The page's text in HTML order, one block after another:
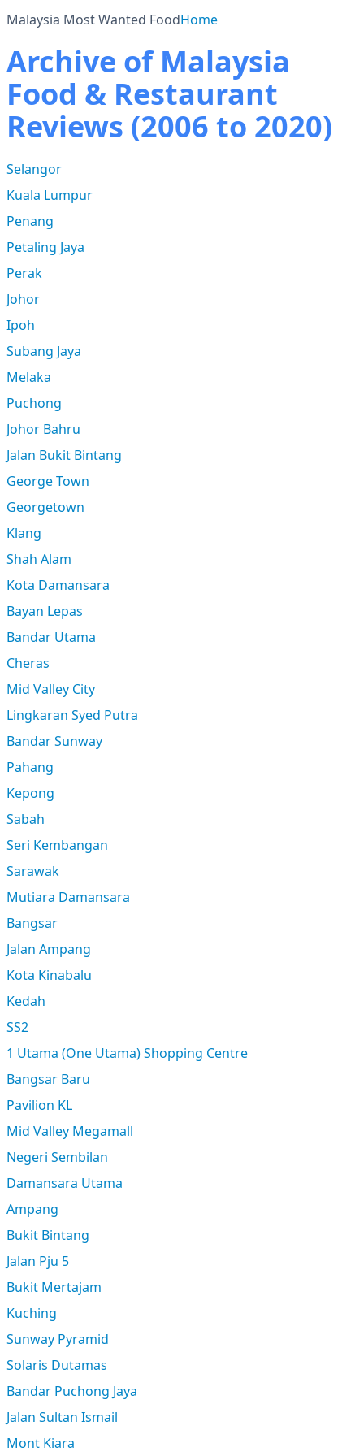
Malaysia Most Wanted FoodHome
Archive of Malaysia
Food & Restaurant
Reviews (2006 to 2020)
Selangor
Kuala Lumpur
Penang
Petaling Jaya
Perak
Johor
Ipoh
Subang Jaya
Melaka
Puchong
Johor Bahru
Jalan Bukit Bintang
George Town
Georgetown
Klang
Shah Alam
Kota Damansara
Bayan Lepas
Bandar Utama
Cheras
Mid Valley City
Lingkaran Syed Putra
Bandar Sunway
Pahang
Kepong
Sabah
Seri Kembangan
Sarawak
Mutiara Damansara
Bangsar
Jalan Ampang
Kota Kinabalu
Kedah
SS2
1 Utama (One Utama) Shopping Centre
Bangsar Baru
Pavilion KL
Mid Valley Megamall
Negeri Sembilan
Damansara Utama
Ampang
Bukit Bintang
Jalan Pju 5
Bukit Mertajam
Kuching
Sunway Pyramid
Solaris Dutamas
Bandar Puchong Jaya
Jalan Sultan Ismail
Mont Kiara